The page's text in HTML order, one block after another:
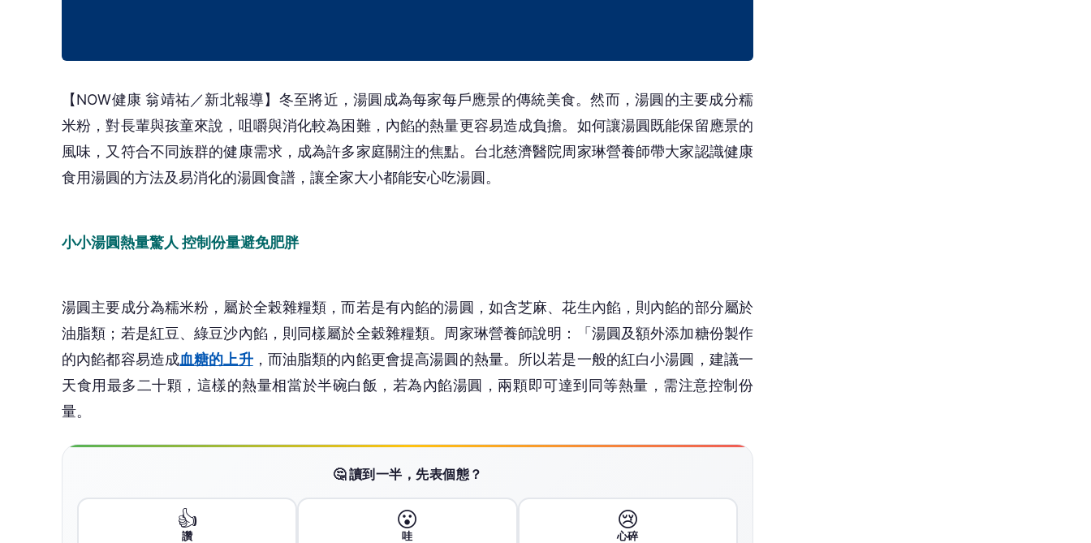
【NOW健康 翁靖祐／新北報導】冬至將近，湯圓成為每家每戶應景的傳統美食。然而，湯圓的主要成分糯
米粉，對長輩與孩童來說，咀嚼與消化較為困難，內餡的熱量更容易造成負擔。如何讓湯圓既能保留應景的
風味，又符合不同族群的健康需求，成為許多家庭關注的焦點。台北慈濟醫院周家琳營養師帶大家認識健康
食用湯圓的方法及易消化的湯圓食譜，讓全家大小都能安心吃湯圓。
小小湯圓熱量驚人 控制份量避免肥胖
湯圓主要成分為糯米粉，屬於全榖雜糧類，而若是有內餡的湯圓，如含芝麻、花生內餡，則內餡的部分屬於
油脂類；若是紅豆、綠豆沙內餡，則同樣屬於全穀雜糧類。周家琳營養師說明：「湯圓及額外添加糖份製作
的內餡都容易造成血糖的上升，而油脂類的內餡更會提高湯圓的熱量。所以若是一般的紅白小湯圓，建議一
天食用最多二十顆，這樣的熱量相當於半碗白飯，若為內餡湯圓，兩顆即可達到同等熱量，需注意控制份
量。
🤔 讀到一半，先表個態？
👍
讚
😮
哇
😢
心碎